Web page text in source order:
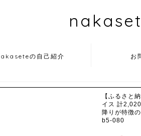
の自己紹介 お
【ふるさと
イス 計
降りが特徴
b5-080